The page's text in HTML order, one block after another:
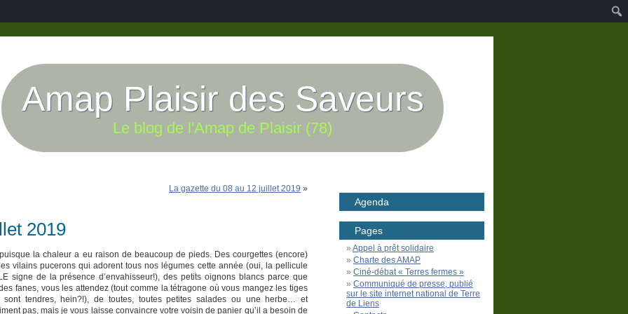
Amap Plaisir des Saveurs
Le blog de l'Amap de Plaisir (78)
La gazette du 08 au 12 juillet 2019 »
2019
la chaleur a eu raison de beaucoup de pieds. Des courgettes (encore)
vilains pucerons qui adorent tous nos légumes cette année (oui, la pellicule
signe de la présence d’envahisseur!), des petits oignons blancs parce que
fanes, vous les attendez (tout comme la tétragone où vous mangez les tiges
sont tendres, hein?!), de toutes, toutes petites salades ou une herbe… et
pas, mais je vous laisse convaincre votre voisin de panier qu’il a besoin de
Agenda
Pages
Appel à prêt solidaire
Charte des AMAP
Ciné-débat « Terres fermes »
Communiqué de presse, publié
sur le site internet national de Terre
de Liens